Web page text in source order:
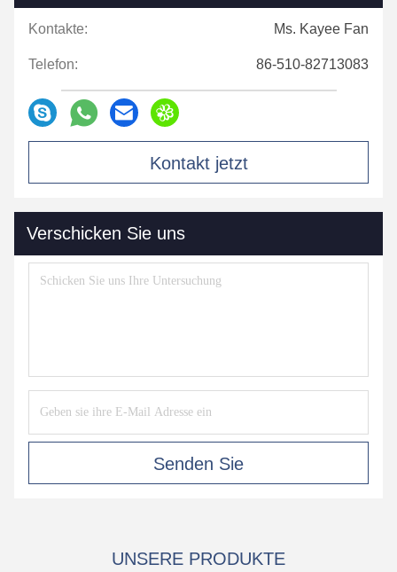
Kontakte: Ms. Kayee Fan
Telefon: 86-510-82713083
Kontakt jetzt
Verschicken Sie uns
Senden Sie
UNSERE PRODUKTE